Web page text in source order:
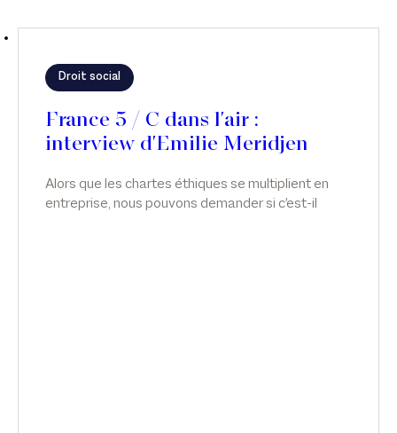
Droit social
Alors que les chartes éthiques se multiplient en
entreprise, nous pouvons demander si c'est-il
France 5 / C dans l'air :
interview d'Emilie Meridjen